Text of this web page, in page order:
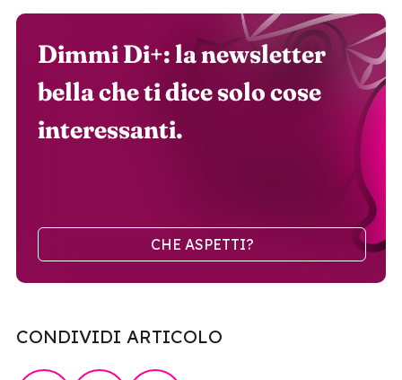
Dimmi Di+: la newsletter
bella che ti dice solo cose
interessanti.
CHE ASPETTI?
CONDIVIDI ARTICOLO